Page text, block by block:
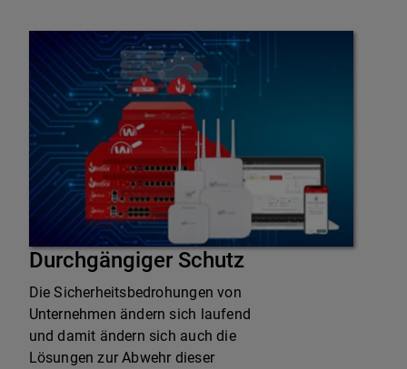
Durchgängiger Schutz
Die Sicherheitsbedrohungen von
Unternehmen ändern sich laufend
und damit ändern sich auch die
Lösungen zur Abwehr dieser